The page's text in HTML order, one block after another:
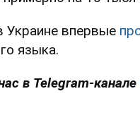
Украине впервые
языка.
в Telegram-канале